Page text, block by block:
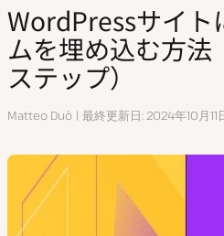
お問い合わせ
WordPressサイト
ムを埋め込む方法
ステップ）
執
Matteo Duò 最終更新日 2024年10月11